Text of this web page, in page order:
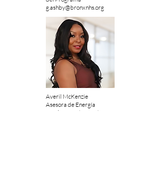
g.ashby@bronxnhs.org
Averil McKenzie
Asesora de Energía
a.mckenzie@bronxnhs.org